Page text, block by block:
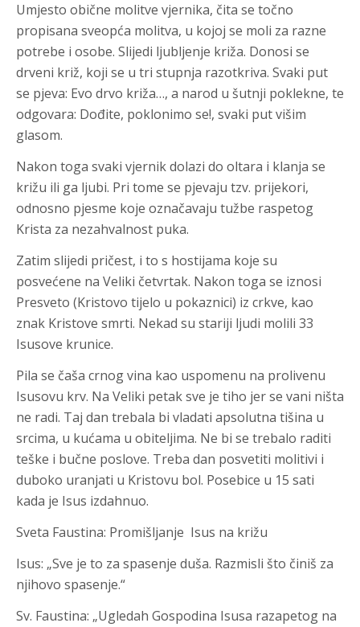
Umjesto obične molitve vjernika, čita se točno
propisana sveopća molitva, u kojoj se moli za razne
potrebe i osobe. Slijedi ljubljenje križa. Donosi se
drveni križ, koji se u tri stupnja razotkriva. Svaki put
se pjeva: Evo drvo križa…, a narod u šutnji poklekne, te
odgovara: Dođite, poklonimo se!, svaki put višim
glasom.
Nakon toga svaki vjernik dolazi do oltara i klanja se
križu ili ga ljubi. Pri tome se pjevaju tzv. prijekori,
odnosno pjesme koje označavaju tužbe raspetog
Krista za nezahvalnost puka.
Zatim slijedi pričest, i to s hostijama koje su
posvećene na Veliki četvrtak. Nakon toga se iznosi
Presveto (Kristovo tijelo u pokaznici) iz crkve, kao
znak Kristove smrti. Nekad su stariji ljudi molili 33
Isusove krunice.
Pila se čaša crnog vina kao uspomenu na prolivenu
Isusovu krv. Na Veliki petak sve je tiho jer se vani ništa
ne radi. Taj dan trebala bi vladati apsolutna tišina u
srcima, u kućama u obiteljima. Ne bi se trebalo raditi
teške i bučne poslove. Treba dan posvetiti molitivi i
duboko uranjati u Kristovu bol. Posebice u 15 sati
kada je Isus izdahnuo.
Sveta Faustina: Promišljanje ­ Isus na križu
Isus: „Sve je to za spasenje duša. Razmisli što činiš za
njihovo spasenje.“
Sv. Faustina: „Ugledah Gospodina Isusa razapetog na